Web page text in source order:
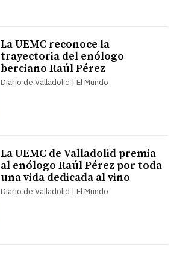
La UEMC reconoce la
trayectoria del enólogo
berciano Raúl Pérez
Diario de Valladolid | El Mundo
La UEMC de Valladolid premia
al enólogo Raúl Pérez por toda
una vida dedicada al vino
Diario de Valladolid | El Mundo